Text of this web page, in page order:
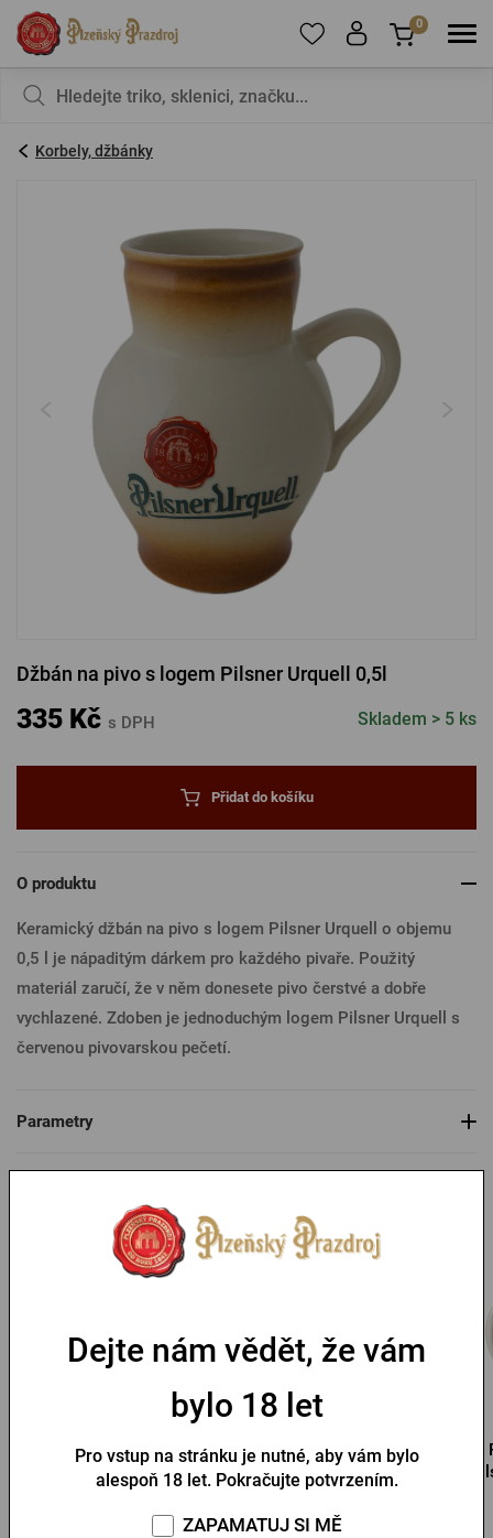
registrujte.
Zapomenuté heslo Nová registrace
PŘIHLÁSIT PŘES FACEBOOK
PŘIHLÁSIT PŘES SEZNAM
0
Korbely, džbánky
Džbán na pivo s logem Pilsner Urquell 0,5l
335 Kč s DPH Skladem > 5 ks
Přidat do košíku
O produktu
Keramický džbán na pivo s logem Pilsner Urquell o objemu
0,5 l je nápaditým dárkem pro každého pivaře. Použitý
materiál zaručí, že v něm donesete pivo čerstvé a dobře
vychlazené. Zdoben je jednoduchým logem Pilsner Urquell s
červenou pivovarskou pečetí.
Parametry
Mohlo by se vám líbit
Growler Pilsner Urquell 1l Growler Pilsner Urquell 2l
Dejte nám vědět, že vám
bylo 18 let
Pro vstup na stránku je nutné, aby vám bylo
alespoň 18 let. Pokračujte potvrzením.
ZAPAMATUJ SI MĚ